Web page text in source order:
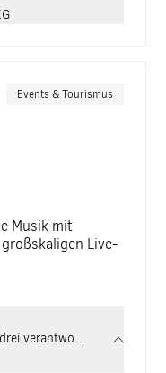
Events & Tourismus
Musik mit
Live-
verantwortet für